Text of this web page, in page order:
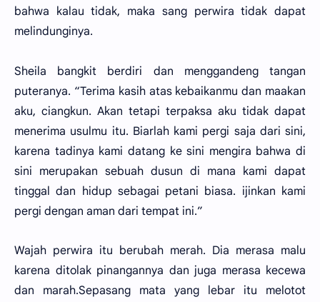
bahwa kalau tidak, maka sang perwira tidak dapat
melindunginya.
Sheila bangkit berdiri dan menggandeng tangan
puteranya. “Terima kasih atas kebaikanmu dan maakan
aku, ciangkun. Akan tetapi terpaksa aku tidak dapat
menerima usulmu itu. Biarlah kami pergi saja dari sini,
karena tadinya kami datang ke sini mengira bahwa di
sini merupakan sebuah dusun di mana kami dapat
tinggal dan hidup sebagai petani biasa. ijinkan kami
pergi dengan aman dari tempat ini.”
Wajah perwira itu berubah merah. Dia merasa malu
karena ditolak pinangannya dan juga merasa kecewa
dan marah.Sepasang mata yang lebar itu melotot